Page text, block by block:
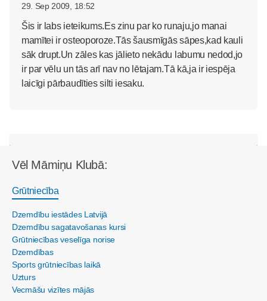
29. Sep 2009, 18:52
Šis ir labs ieteikums.Es zinu par ko runaju,jo manai
mamītei ir osteoporoze.Tās šausmīgās sāpes,kad kauli
sāk drupt.Un zāles kas jālieto nekādu labumu nedod,jo
ir par vēlu un tās arī nav no lētajam.Tā kā,ja ir iespēja
laicīgi pārbaudīties silti iesaku.
Vēl Māmiņu Klubā:
Grūtniecība
Dzemdību iestādes Latvijā
Dzemdību sagatavošanas kursi
Grūtniecības veselīga norise
Dzemdības
Sports grūtniecības laikā
Uzturs
Vecmāšu vizītes mājās